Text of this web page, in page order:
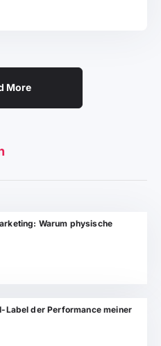
More
Warum physische
Label der Performance meiner